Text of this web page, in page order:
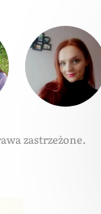
zastrzeżone.